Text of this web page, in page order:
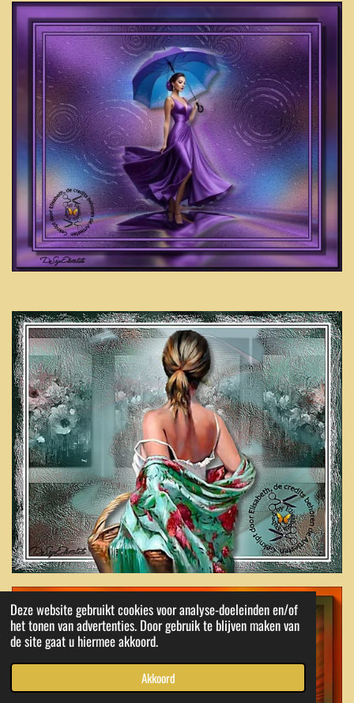
Deze website gebruikt cookies voor analyse-doeleinden en/of
het tonen van advertenties. Door gebruik te blijven maken van
de site gaat u hiermee akkoord.
Akkoord